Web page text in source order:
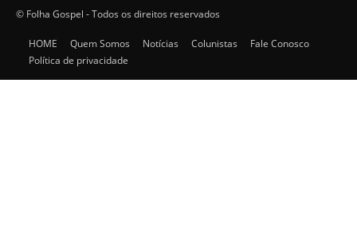
© Folha Gospel - Todos os direitos reservados
HOME Quem Somos Notícias Colunistas
Fale Conosco
Política de privacidade